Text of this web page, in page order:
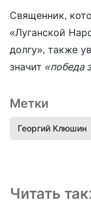
Священник,
«Луганской
долгу», также
значит «победа
Метки
Георгий Клюшин
Читать